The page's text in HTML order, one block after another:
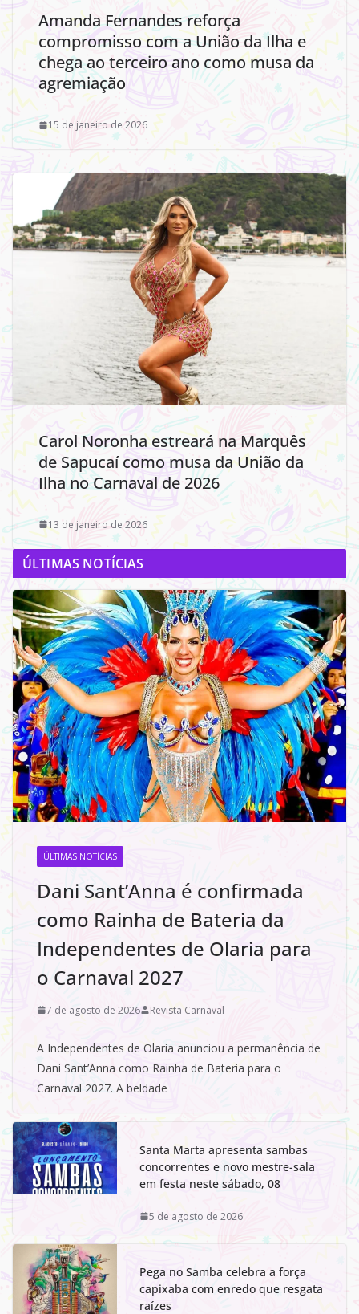
Amanda Fernandes reforça
compromisso com a União da Ilha e
chega ao terceiro ano como musa da
agremiação
15 de janeiro de 2026
Carol Noronha estreará na Marquês
de Sapucaí como musa da União da
Ilha no Carnaval de 2026
13 de janeiro de 2026
ÚLTIMAS NOTÍCIAS
ÚLTIMAS NOTÍCIAS
Dani Sant’Anna é confirmada
como Rainha de Bateria da
Independentes de Olaria para
o Carnaval 2027
7 de agosto de 2026 Revista Carnaval
A Independentes de Olaria anunciou a permanência de
Dani Sant’Anna como Rainha de Bateria para o
Carnaval 2027. A beldade
Santa Marta apresenta sambas
concorrentes e novo mestre-sala
em festa neste sábado, 08
5 de agosto de 2026
Pega no Samba celebra a força
capixaba com enredo que resgata
raízes